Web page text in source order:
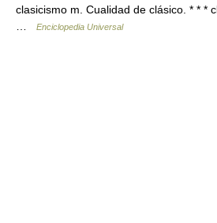
clasicismo m. Cualidad de clásico. * * *
Enciclopedia Universal